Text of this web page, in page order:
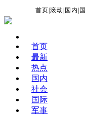
首页 |滚动 国内
首页
最新
热点
国内
社会
国际
军事